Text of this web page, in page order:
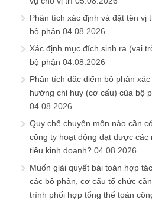
Phân tích xác định và đặt tên vị
bộ phận 04.08.2026
Xác định mục đích sinh ra (vai
bộ phận 04.08.2026
Phân tích đặc điểm bộ phận xác
hướng chỉ huy (cơ cấu) của bộ
04.08.2026
Quy chế chuyên môn nào cần
công ty hoạt động đạt được các
tiêu kinh doanh? 04.08.2026
Muốn giải quyết bài toán hợp
các bộ phận, cơ cấu tổ chức
trình phối hợp tổng thể toàn